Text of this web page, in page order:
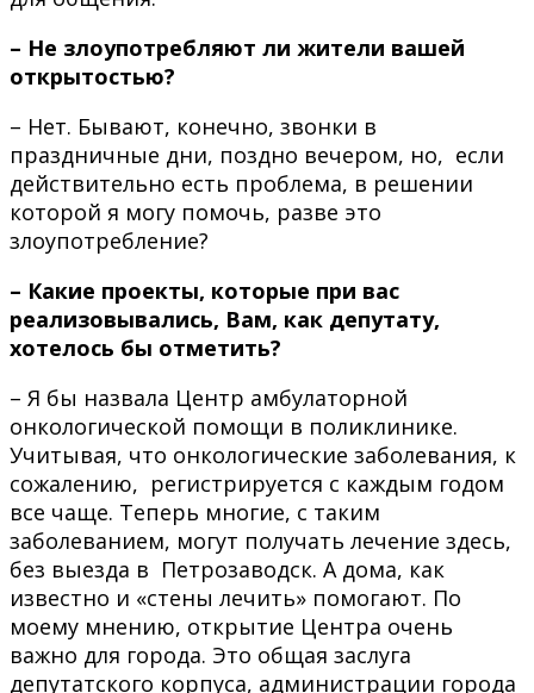
– Не злоупотребляют ли жители вашей
открытостью?
– Нет. Бывают, конечно, звонки в
праздничные дни, поздно вечером, но, если
действительно есть проблема, в решении
которой я могу помочь, разве это
злоупотребление?
– Какие проекты, которые при вас
реализовывались, Вам, как депутату,
хотелось бы отметить?
– Я бы назвала Центр амбулаторной
онкологической помощи в поликлинике.
Учитывая, что онкологические заболевания, к
сожалению, регистрируется с каждым годом
все чаще. Теперь многие, с таким
заболеванием, могут получать лечение здесь,
без выезда в Петрозаводск. А дома, как
известно и «стены лечить» помогают. По
моему мнению, открытие Центра очень
важно для города. Это общая заслуга
депутатского корпуса, администрации города